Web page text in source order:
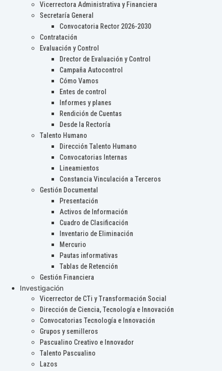
Vicerrectora Administrativa y Financiera
Secretaría General
Convocatoria Rector 2026-2030
Contratación
Evaluación y Control
Drector de Evaluación y Control
Campaña Autocontrol
Cómo Vamos
Entes de control
Informes y planes
Rendición de Cuentas
Desde la Rectoría
Talento Humano
Dirección Talento Humano
Convocatorias Internas
Lineamientos
Constancia Vinculación a Terceros
Gestión Documental
Presentación
Activos de Información
Cuadro de Clasificación
Inventario de Eliminación
Mercurio
Pautas informativas
Tablas de Retención
Gestión Financiera
Investigación
Vicerrector de CTi y Transformación Social
Dirección de Ciencia, Tecnología e Innovación
Convocatorias Tecnología e Innovación
Grupos y semilleros
Pascualino Creativo e Innovador
Talento Pascualino
Lazos